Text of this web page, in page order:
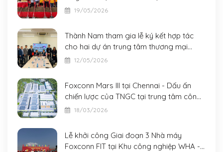
19/05/2026
Thành Nam tham gia lễ ký kết hợp tác
cho hai dự án trung tâm thương mại
AeonMall quy mô lớn tại Đà Nẵng và Bắc
12/05/2026
Foxconn Mars III tại Chennai - Dấu ấn
chiến lược của TNGC tại trung tâm công
nghiệp mới của châu Á
18/03/2026
Lễ khởi công Giai đoạn 3 Nhà máy
Foxconn FIT tại Khu công nghiệp WHA -